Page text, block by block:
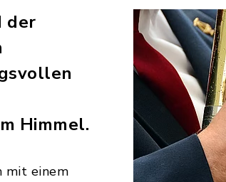
der
Himmel.
mit einem